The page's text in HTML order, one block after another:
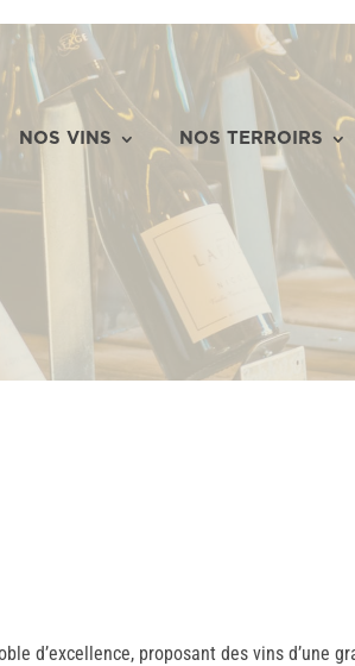
NOS VINS NOS TERROIRS
d’excellence, proposant des vins d’une